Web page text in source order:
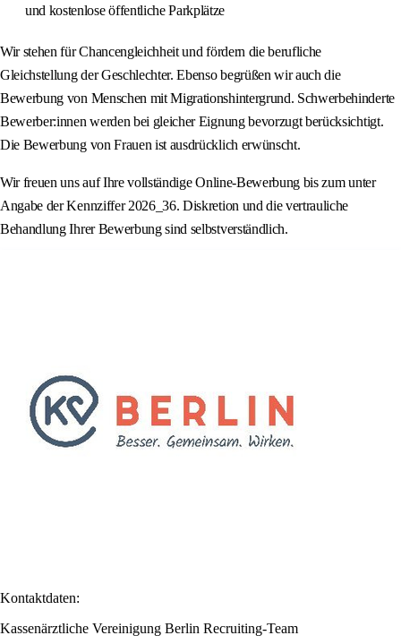
und kostenlose öffentliche Parkplätze
Wir stehen für Chancengleichheit und fördern die berufliche
Gleichstellung der Geschlechter. Ebenso begrüßen wir auch die
Bewerbung von Menschen mit Migrationshintergrund. Schwerbehinderte
Bewerber:innen werden bei gleicher Eignung bevorzugt berücksichtigt.
Die Bewerbung von Frauen ist ausdrücklich erwünscht.
Wir freuen uns auf Ihre vollständige Online-Bewerbung bis zum unter
Angabe der Kennziffer 2026_36. Diskretion und die vertrauliche
Behandlung Ihrer Bewerbung sind selbstverständlich.
Kontaktdaten:
Kassenärztliche Vereinigung Berlin Recruiting-Team